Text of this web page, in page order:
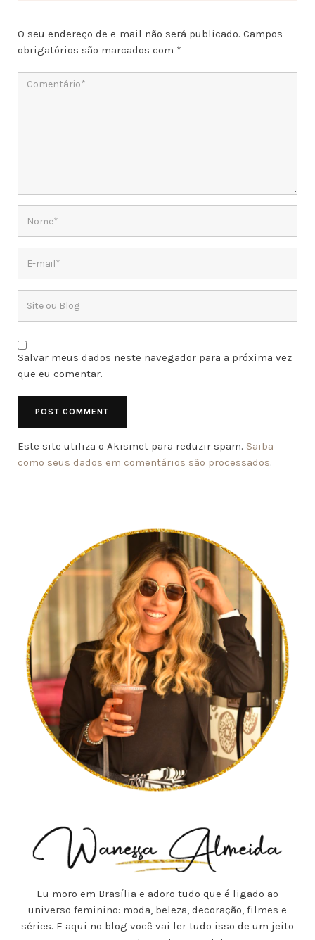
O seu endereço de e-mail não será publicado. Campos
obrigatórios são marcados com *
Salvar meus dados neste navegador para a próxima vez
que eu comentar.
Este site utiliza o Akismet para reduzir spam. Saiba
como seus dados em comentários são processados.
Eu moro em Brasília e adoro tudo que é ligado ao
universo feminino: moda, beleza, decoração, filmes e
séries. E aqui no blog você vai ler tudo isso de um jeito